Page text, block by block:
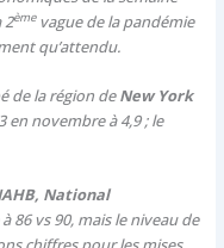
2èmevague de la pandémie
qu’attendu.
de la région deNew York
en novembre à 4,9 ; le
National
à 86 vs 90, mais le niveau de